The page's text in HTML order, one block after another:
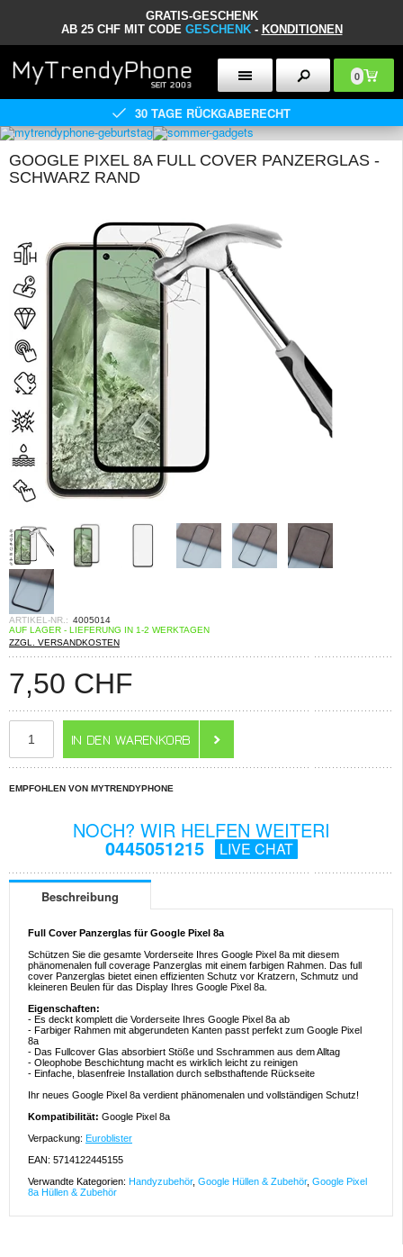
GRATIS-GESCHENK
AB 25 CHF MIT CODE GESCHENK- KONDITIONEN
0
30 TAGE RÜCKGABERECHT
GOOGLE PIXEL 8A FULL COVER PANZERGLAS -
SCHWARZ RAND
ARTIKEL-NR.: 4005014
AUF LAGER - LIEFERUNG IN 1-2 WERKTAGEN
ZZGL. VERSANDKOSTEN
7,50 CHF
EMPFOHLEN VON MYTRENDYPHONE
NOCH? WIR HELFEN WEITERI
0445051215 LIVE CHAT
Beschreibung
Full Cover Panzerglas für Google Pixel 8a
Schützen Sie die gesamte Vorderseite Ihres Google Pixel 8a mit diesem
phänomenalen full coverage Panzerglas mit einem farbigen Rahmen. Das full
cover Panzerglas bietet einen effizienten Schutz vor Kratzern, Schmutz und
kleineren Beulen für das Display Ihres Google Pixel 8a.
Eigenschaften:
- Es deckt komplett die Vorderseite Ihres Google Pixel 8a ab
- Farbiger Rahmen mit abgerundeten Kanten passt perfekt zum Google Pixel
8a
- Das Fullcover Glas absorbiert Stöße und Sschrammen aus dem Alltag
- Oleophobe Beschichtung macht es wirklich leicht zu reinigen
- Einfache, blasenfreie Installation durch selbsthaftende Rückseite
Ihr neues Google Pixel 8a verdient phänomenalen und vollständigen Schutz!
Kompatibilität: Google Pixel 8a
Verpackung: Euroblister
EAN: 5714122445155
Verwandte Kategorien: Handyzubehör, Google Hüllen & Zubehör, Google Pixel
8a Hüllen & Zubehör